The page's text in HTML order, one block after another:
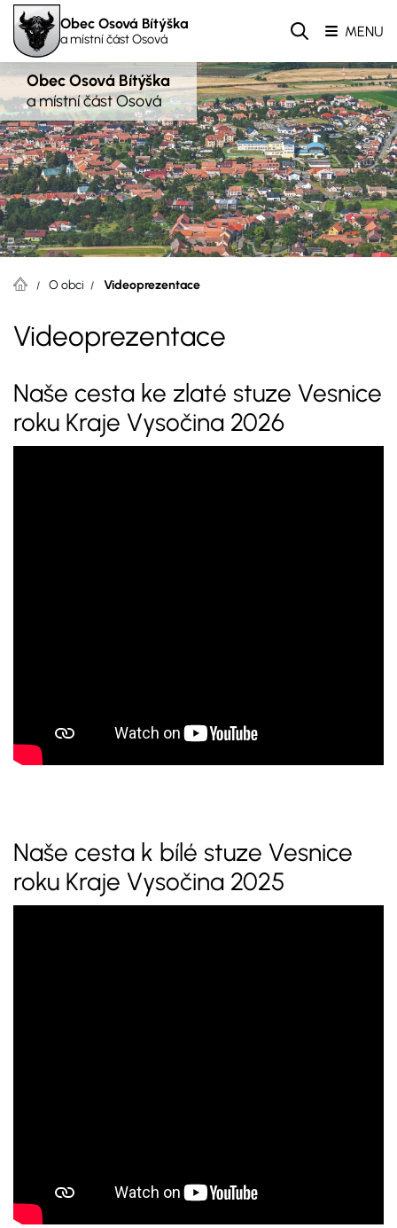
Obec Osová Bítýška
a místní část Osová MENU
Obec Osová Bítýška
a místní část Osová
O obci Videoprezentace
Videoprezentace
Naše cesta ke zlaté stuze Vesnice
roku Kraje Vysočina 2026
Naše cesta k bílé stuze Vesnice
roku Kraje Vysočina 2025